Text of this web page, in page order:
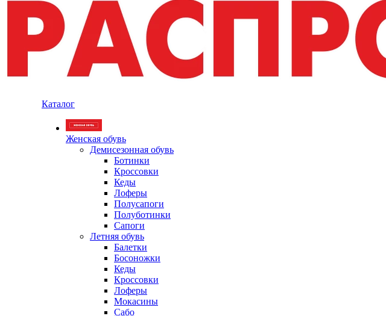
Каталог
Женская обувь
Демисезонная обувь
Ботинки
Кроссовки
Кеды
Лоферы
Полусапоги
Полуботинки
Сапоги
Летняя обувь
Балетки
Босоножки
Кеды
Кроссовки
Лоферы
Мокасины
Сабо